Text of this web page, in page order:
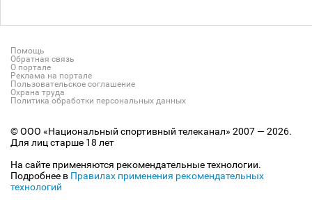
Помощь
Обратная связь
О портале
Реклама на портале
Пользовательское соглашение
Охрана труда
Политика обработки персональных данных
© ООО «Национальный спортивный телеканал» 2007 — 2026.
Для лиц старше 18 лет
На сайте применяются рекомендательные технологии.
Подробнее в Правилах применения рекомендательных
технологий